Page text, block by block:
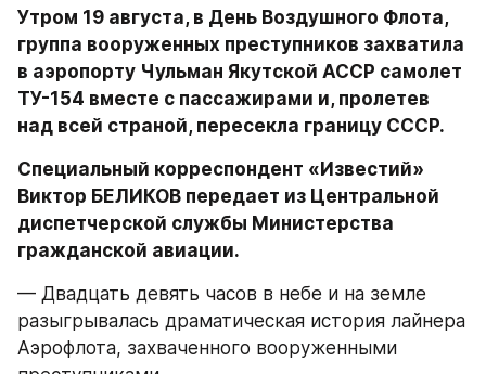
Утром 19 августа, в День Воздушного Флота,
группа вооруженных преступников захватила
в аэропорту Чульман Якутской АССР самолет
ТУ-154 вместе с пассажирами и, пролетев
над всей страной, пересекла границу СССР.
Специальный корреспондент «Известий»
Виктор БЕЛИКОВ передает из Центральной
диспетчерской службы Министерства
гражданской авиации.
— Двадцать девять часов в небе и на земле
разыгрывалась драматическая история лайнера
Аэрофлота, захваченного вооруженными